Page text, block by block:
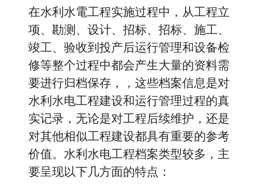
在水利水電工程实施过程中，从工程立
项、勘测、设计、招标、招标、施工、
竣工、验收到投产后运行管理和设备检
修等整个过程中都会产生大量的资料需
要进行归档保存，，这些档案信息是对
水利水电工程建设和运行管理过程的真
实记录，无论是对工程后续维护，还是
对其他相似工程建设都具有重要的参考
价值。水利水电工程档案类型较多，主
要呈现以下几方面的特点：